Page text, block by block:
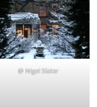
@Nigel Slater